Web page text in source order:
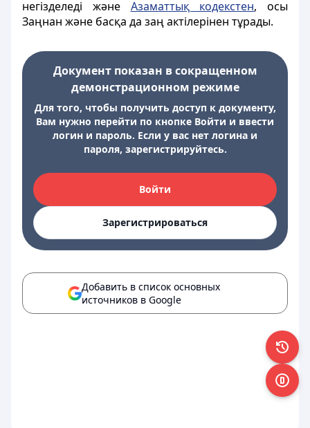
негiзделедi және Азаматтық кодекстен, осы
Заңнан және басқа да заң актілерінен тұрады.
Документ показан в сокращенном
демонстрационном режиме
Для того, чтобы получить доступ к документу,
Вам нужно перейти по кнопке Войти и ввести
логин и пароль. Если у вас нет логина и
пароля, зарегистрируйтесь.
Войти
Зарегистрироваться
Добавить в список основных
источников в Google